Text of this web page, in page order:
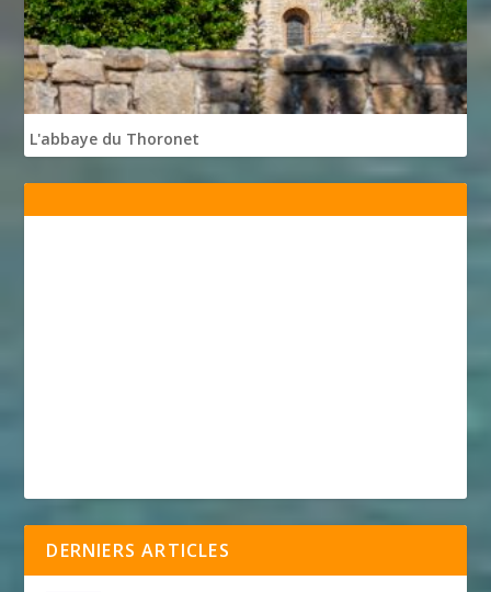
L'abbaye du Thoronet
DERNIERS ARTICLES